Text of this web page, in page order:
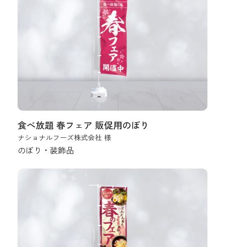
食べ放題 春フェア 販促用のぼり
ナショナルフーズ株式会社 様
のぼり・装飾品